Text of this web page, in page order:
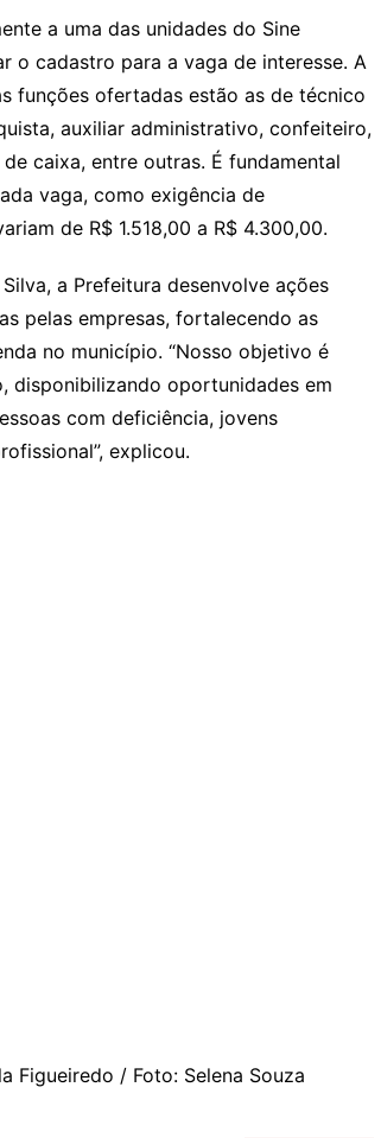
a uma das unidades do Sine
o cadastro para a vaga de interesse. A
funções ofertadas estão as de técnico
auxiliar administrativo, confeiteiro,
caixa, entre outras. É fundamental
vaga, como exigência de
de R$ 1.518,00 a R$ 4.300,00.
a Prefeitura desenvolve ações
pelas empresas, fortalecendo as
no município. “Nosso objetivo é
disponibilizando oportunidades em
com deficiência, jovens
explicou.
Figueiredo / Foto: Selena Souza